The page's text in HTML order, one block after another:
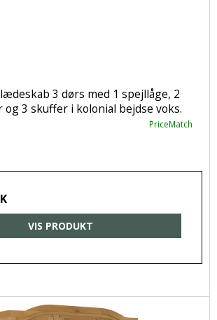
3 dørs med 1 spejllåge, 2
3 skuffer i kolonial bejdse voks.
PriceMatch
VIS PRODUKT